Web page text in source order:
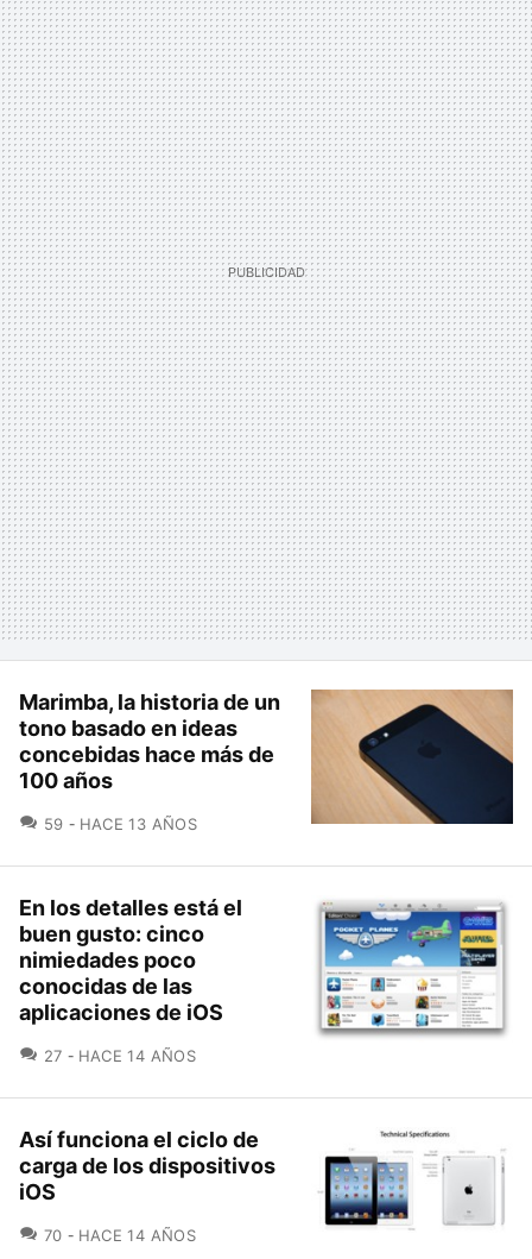
Marimba, la historia de un
tono basado en ideas
concebidas hace más de
100 años
59 COMENTARIOS
HACE 13 AÑOS
En los detalles está el
buen gusto: cinco
nimiedades poco
conocidas de las
aplicaciones de iOS
27 COMENTARIOS
HACE 14 AÑOS
Así funciona el ciclo de
carga de los dispositivos
iOS
70 COMENTARIOS
HACE 14 AÑOS